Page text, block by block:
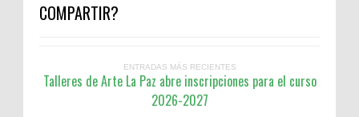
COMPARTIR?
ENTRADAS MÁS RECIENTES
Talleres de Arte La Paz abre inscripciones para el curso
2026-2027